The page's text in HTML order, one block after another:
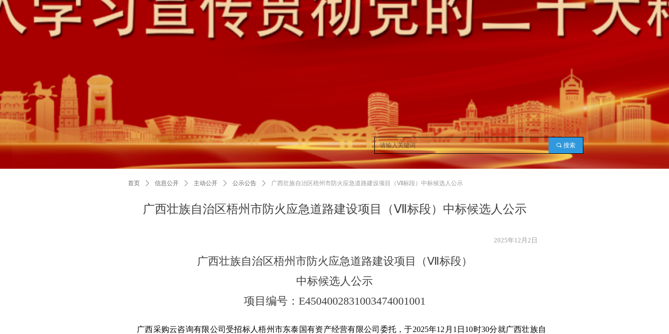
끠 搜索
广西壮族自治区梧州市防火应急道路建设项目（Ⅶ标段）中标候选人公示
首页 ꄲ 信息公开 ꄲ 主动公开 ꄲ 公示公告 ꄲ 广西壮族自治区梧州市防火应急道路建设项目（Ⅶ标段）中标候选人公示
广西壮族自治区梧州市防火应急道路建设项目（Ⅶ标段）
中标候选人公示
项目编号：E4504002831003474001001
广西采购云咨询有限公司受招标人梧州市东泰国有资产经营有限公司委托，于2025年12月1日10时30分就广西壮族自
2025年12月2日